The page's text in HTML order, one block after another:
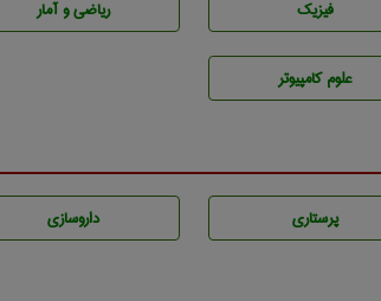
فیزیک ریاضی و آمار
علوم کامپیوتر
پرستاری داروسازی